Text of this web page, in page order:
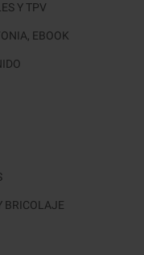
Y TPV
EBOOK
BRICOLAJE